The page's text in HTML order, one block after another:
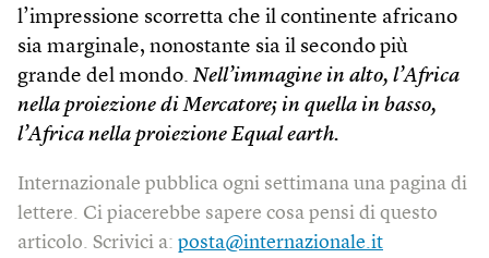
l’impressione scorretta che il continente africano
sia marginale, nonostante sia il secondo più
grande del mondo. Nell’immagine in alto, l’Africa
nella proiezione di Mercatore; in quella in basso,
l’Africa nella proiezione Equal earth.
Internazionale pubblica ogni settimana una pagina di
lettere. Ci piacerebbe sapere cosa pensi di questo
articolo. Scrivici a: posta@internazionale.it